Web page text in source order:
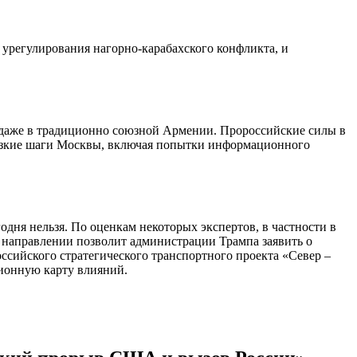
нагорно-карабахского конфликта, и
в традиционно союзной Армении. Пророссийские силы в
шаги Москвы, включая попытки информационного
нельзя. По оценкам некоторых экспертов, в частности в
позволит администрации Трампа заявить о
стратегического транспортного проекта «Север –
карту влияний.